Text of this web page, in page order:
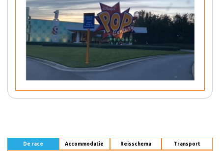
De race Accommodatie Reisschema Transport